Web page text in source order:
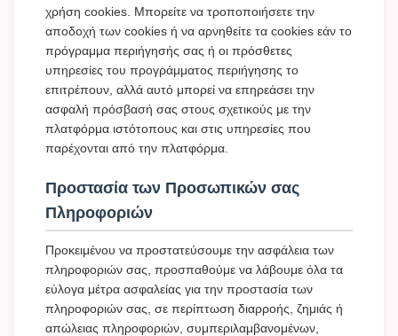
χρήση cookies. Μπορείτε να τροποποιήσετε την
αποδοχή των cookies ή να αρνηθείτε τα cookies εάν το
πρόγραμμα περιήγησής σας ή οι πρόσθετες
υπηρεσίες του προγράμματος περιήγησης το
επιτρέπουν, αλλά αυτό μπορεί να επηρεάσει την
ασφαλή πρόσβασή σας στους σχετικούς με την
πλατφόρμα ιστότοπους και στις υπηρεσίες που
παρέχονται από την πλατφόρμα.
Προστασία των Προσωπικών σας
Πληροφοριών
Προκειμένου να προστατεύσουμε την ασφάλεια των
πληροφοριών σας, προσπαθούμε να λάβουμε όλα τα
εύλογα μέτρα ασφαλείας για την προστασία των
πληροφοριών σας, σε περίπτωση διαρροής, ζημιάς ή
απώλειας πληροφοριών, συμπεριλαμβανομένων,